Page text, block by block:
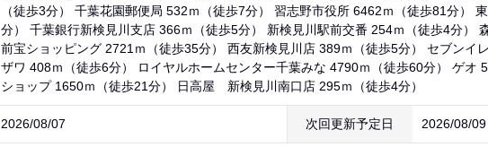
（徒歩3分） 千葉花園郵便局 532ｍ（徒歩7分） 習志野市役所 6462ｍ（徒歩81分）
分） 千葉銀行新検見川支店 366ｍ（徒歩5分） 新検見川駅前交番 254ｍ（徒歩4分）
前宝ショッピング 2721ｍ（徒歩35分） 西友新検見川店 389ｍ（徒歩5分） セブンイ
ザワ 408ｍ（徒歩6分） ロイヤルホームセンター千葉みな 4790ｍ（徒歩60分） ゲオ
ショップ 1650ｍ（徒歩21分） 日高屋 新検見川南口店 295ｍ（徒歩4分）
2026/08/07 次回更新予定日 2026/08/09